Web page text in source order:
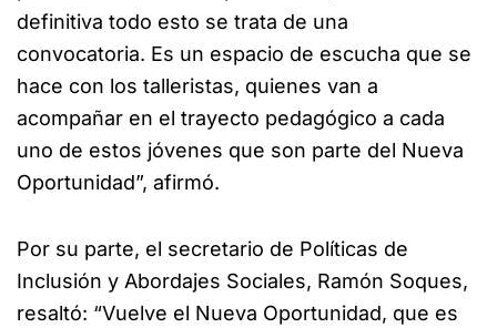
definitiva todo esto se trata de una
convocatoria. Es un espacio de escucha que se
hace con los talleristas, quienes van a
acompañar en el trayecto pedagógico a cada
uno de estos jóvenes que son parte del Nueva
Oportunidad”, afirmó.
Por su parte, el secretario de Políticas de
Inclusión y Abordajes Sociales, Ramón Soques,
resaltó: “Vuelve el Nueva Oportunidad, que es